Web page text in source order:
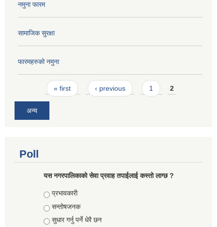
नमुना फारम
सामाजिक सुरक्षा
फारमहरुको नमुना
Pages« first ‹ previous 1 2
अन्य
Poll
यस नगरपालिकाको सेवा प्रवाह तपाईलाई कस्तो लाग्छ ?
Choices
प्रभावकारी
सन्तोषजनक
सुधार गर्नु पर्ने धेरै छन